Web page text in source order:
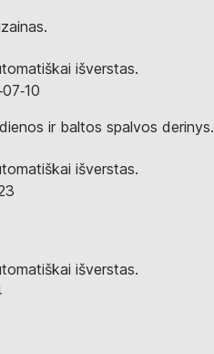
išverstas.
ir baltos spalvos derinys.
išverstas.
išverstas.